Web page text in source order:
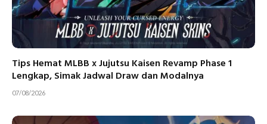
Tips Hemat MLBB x Jujutsu Kaisen Revamp Phase 1
Lengkap, Simak Jadwal Draw dan Modalnya
07/08/2026